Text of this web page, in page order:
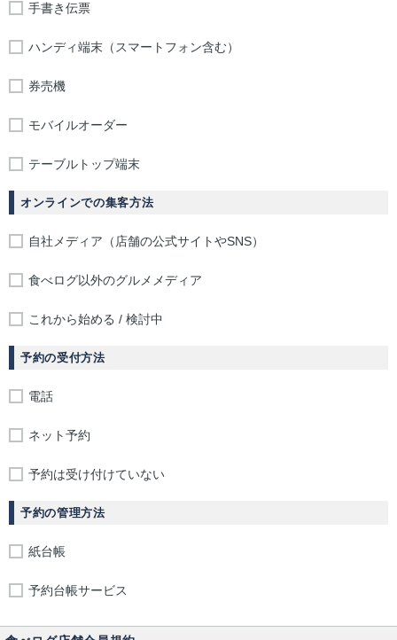
手書き伝票
ハンディ端末（スマートフォン含む）
券売機
モバイルオーダー
テーブルトップ端末
オンラインでの集客方法
自社メディア（店舗の公式サイトやSNS）
食べログ以外のグルメメディア
これから始める / 検討中
予約の受付方法
電話
ネット予約
予約は受け付けていない
予約の管理方法
紙台帳
予約台帳サービス